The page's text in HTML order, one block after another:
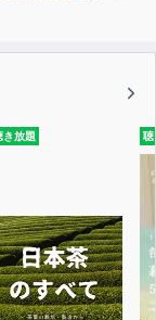
くさんあるか
！ ⇒ 〇音楽で
トを渡して）
き放題 聴